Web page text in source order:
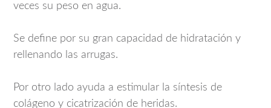
veces su peso en agua.
Se define por su gran capacidad de hidratación y
rellenando las arrugas.
Por otro lado ayuda a estimular la síntesis de
colágeno y cicatrización de heridas.